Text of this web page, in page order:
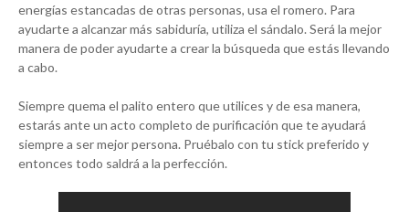
energías estancadas de otras personas, usa el romero. Para
ayudarte a alcanzar más sabiduría, utiliza el sándalo. Será la mejor
manera de poder ayudarte a crear la búsqueda que estás llevando
a cabo.
Siempre quema el palito entero que utilices y de esa manera,
estarás ante un acto completo de purificación que te ayudará
siempre a ser mejor persona. Pruébalo con tu stick preferido y
entonces todo saldrá a la perfección.